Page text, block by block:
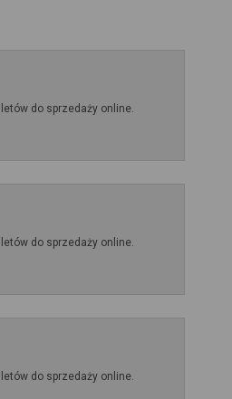
do sprzedaży online.
do sprzedaży online.
do sprzedaży online.